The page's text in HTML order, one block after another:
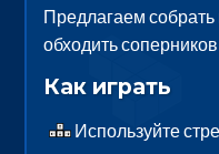
Предлагаем собрать
обходить
Как играть
Используйте